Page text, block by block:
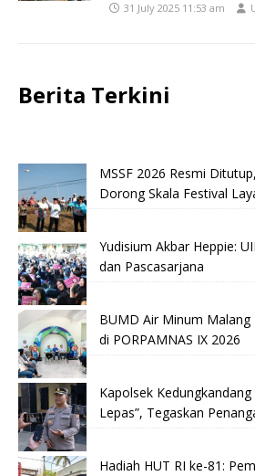
31 July 2025 11:53 am
Berita Terkini
MSSF 2026 Resmi
Dorong Skala Festival
Yudisium Akbar Heppie:
dan Pascasarjana
BUMD Air Minum Malang
di PORPAMNAS IX 2026
Kapolsek
Lepas”, Tegaskan
Hadiah HUT RI ke-81: